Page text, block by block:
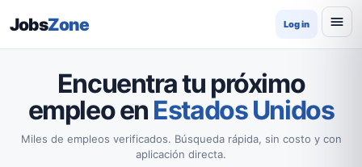
JobsZone Log in
Encuentra tu próximo
empleo en Estados Unidos
Miles de empleos verificados. Búsqueda rápida, sin costo y con
aplicación directa.